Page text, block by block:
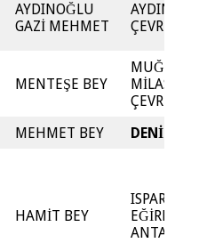
AYDINOĞLU
GAZİ MEHMET
AYDIN,
ÇEVRESİ
MENTEŞE BEY
MUĞLA,
MİLAS
ÇEVRESİ
MEHMET BEY DENİZLİ
HAMİT BEY
ISPARTA,
EĞİRDİR VE
ANTALYA